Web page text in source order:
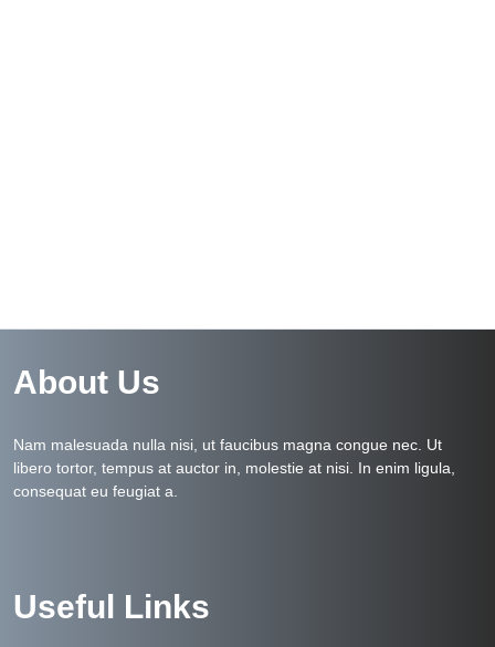
About Us
Nam malesuada nulla nisi, ut faucibus magna congue nec. Ut
libero tortor, tempus at auctor in, molestie at nisi. In enim ligula,
consequat eu feugiat a.
Useful Links